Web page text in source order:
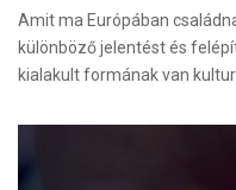
Amit ma Európában
különböző jelentést és
kialakult formának van